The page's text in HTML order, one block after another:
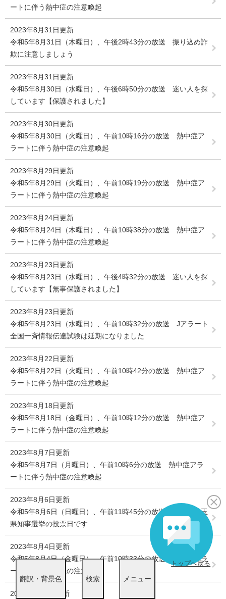
翻訳・背景色 検索 メニュー
トップへ戻る
ートに伴う熱中症の注意喚起
2023年8月31日更新
令和5年8月31日（木曜日）、午後2時43分の放送 振り込め詐
欺に注意しましょう
2023年8月31日更新
令和5年8月30日（水曜日）、午後6時50分の放送 迷い人を探
しています【保護されました】
2023年8月30日更新
令和5年8月30日（火曜日）、午前10時16分の放送 熱中症ア
ラートに伴う熱中症の注意喚起
2023年8月29日更新
令和5年8月29日（火曜日）、午前10時19分の放送 熱中症ア
ラートに伴う熱中症の注意喚起
2023年8月24日更新
令和5年8月24日（木曜日）、午前10時38分の放送 熱中症ア
ラートに伴う熱中症の注意喚起
2023年8月23日更新
令和5年8月23日（水曜日）、午後4時32分の放送 迷い人を探
しています【無事保護されました】
2023年8月23日更新
令和5年8月23日（水曜日）、午前10時32分の放送 Jアラート
全国一斉情報伝達試験は延期になりました
2023年8月22日更新
令和5年8月22日（火曜日）、午前10時42分の放送 熱中症ア
ラートに伴う熱中症の注意喚起
2023年8月18日更新
令和5年8月18日（金曜日）、午前10時12分の放送 熱中症ア
ラートに伴う熱中症の注意喚起
2023年8月7日更新
令和5年8月7日（月曜日）、午前10時6分の放送 熱中症アラ
ートに伴う熱中症の注意喚起
2023年8月6日更新
令和5年8月6日（日曜日）、午前11時45分の放送 今日は埼玉
県知事選挙の投票日です
2023年8月4日更新
令和5年8月4日（金曜日）、午前10時33分の放送 熱中症アラ
ートに伴う熱中症の注意喚起
2023年8月3日更新